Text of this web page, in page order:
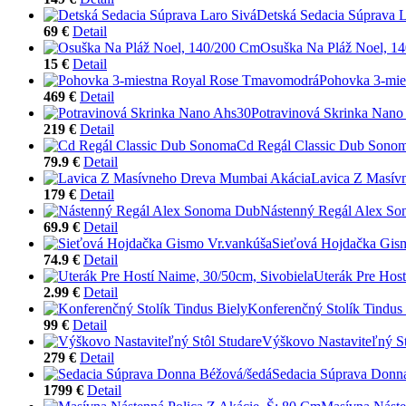
Detská Sedacia Súprava
69 € Detail
Osuška Na Pláž Noel,
15 € Detail
Pohovka 3-
469 € Detail
Potravinová Skrinka
219 € Detail
Cd Regál Classic Dub
79.9 € Detail
Lavica Z
179 € Detail
Nástenný Regál Alex
69.9 € Detail
Sieťová Hojdačka
74.9 € Detail
Uterák Pre
2.99 € Detail
Konferenčný Stolík
99 € Detail
Výškovo Nastaviteľný
279 € Detail
Sedacia Súprava
1799 € Detail